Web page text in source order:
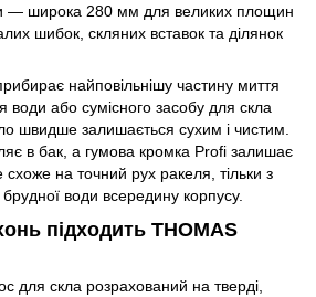
— широка 280 мм для великих площин
шибок, скляних вставок та ділянок
найповільнішу частину миття
води або сумісного засобу для скла
швидше залишається сухим і чистим.
в бак, а гумова кромка Profi залишає
схоже на точний рух ракеля, тільки з
води всередину корпусу.
підходить THOMAS
для скла розрахований на тверді,